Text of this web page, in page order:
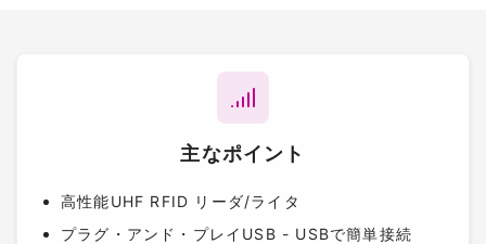
主なポイント
高性能UHF RFID リーダ/ライタ
プラグ・アンド・プレイUSB - USBで簡単接続